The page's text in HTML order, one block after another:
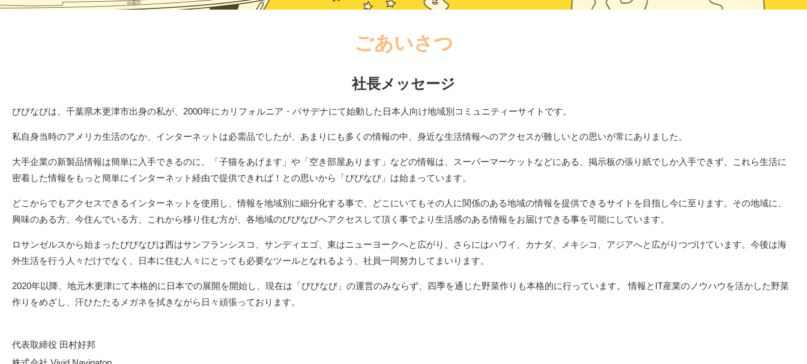
ごあいさつ
社長メッセージ
びびなびは、千葉県木更津市出身の私が、2000年にカリフォルニア・パサデナにて始動した日本人向け地域別コミュニティーサイトです。
私自身当時のアメリカ生活のなか、インターネットは必需品でしたが、あまりにも多くの情報の中、身近な生活情報へのアクセスが難しいとの思いが常にありました。
大手企業の新製品情報は簡単に入手できるのに、「子猫をあげます」や「空き部屋あります」などの情報は、スーパーマーケットなどにある、掲示板の張り紙でしか入手できず、これら生活に
密着した情報をもっと簡単にインターネット経由で提供できれば！との思いから「びびなび」は始まっています。
どこからでもアクセスできるインターネットを使用し、情報を地域別に細分化する事で、どこにいてもその人に関係のある地域の情報を提供できるサイトを目指し今に至ります。その地域に、
興味のある方、今住んでいる方、これから移り住む方が、各地域のびびなびへアクセスして頂く事でより生活感のある情報をお届けできる事を可能にしています。
ロサンゼルスから始まったびびなびは西はサンフランシスコ、サンディエゴ、東はニューヨークへと広がり、さらにはハワイ、カナダ、メキシコ、アジアへと広がりつづけています。今後は海
外生活を行う人々だけでなく、日本に住む人々にとっても必要なツールとなれるよう、社員一同努力してまいります。
2020年以降、地元木更津にて本格的に日本での展開を開始し、現在は「びびなび」の運営のみならず、四季を通じた野菜作りも本格的に行っています。 情報とIT産業のノウハウを活かした野菜
作りをめざし、汗ひたたるメガネを拭きながら日々頑張っております。
代表取締役 田村好邦